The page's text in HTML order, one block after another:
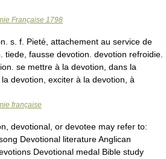
Française 1798
s. f. Pieté, attachement au service de
tiede, fausse devotion. devotion refroidie.
se mettre à la devotion, dans la
devotion, exciter à la devotion, à
française
devotional, or devotee may refer to:
Devotional literature Anglican
Devotional medal Bible study